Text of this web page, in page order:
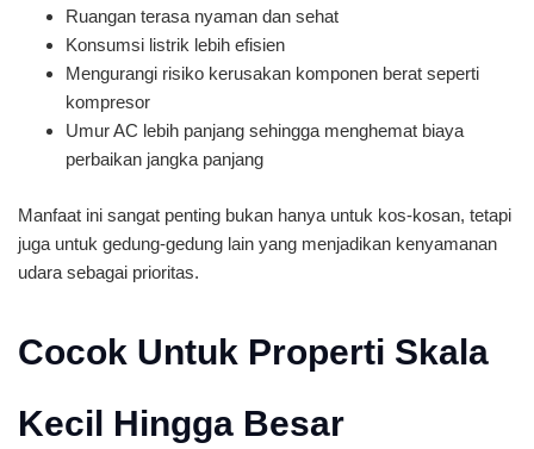
Ruangan terasa nyaman dan sehat
Konsumsi listrik lebih efisien
Mengurangi risiko kerusakan komponen berat seperti
kompresor
Umur AC lebih panjang sehingga menghemat biaya
perbaikan jangka panjang
Manfaat ini sangat penting bukan hanya untuk kos-kosan, tetapi
juga untuk gedung-gedung lain yang menjadikan kenyamanan
udara sebagai prioritas.
Cocok Untuk Properti Skala
Kecil Hingga Besar